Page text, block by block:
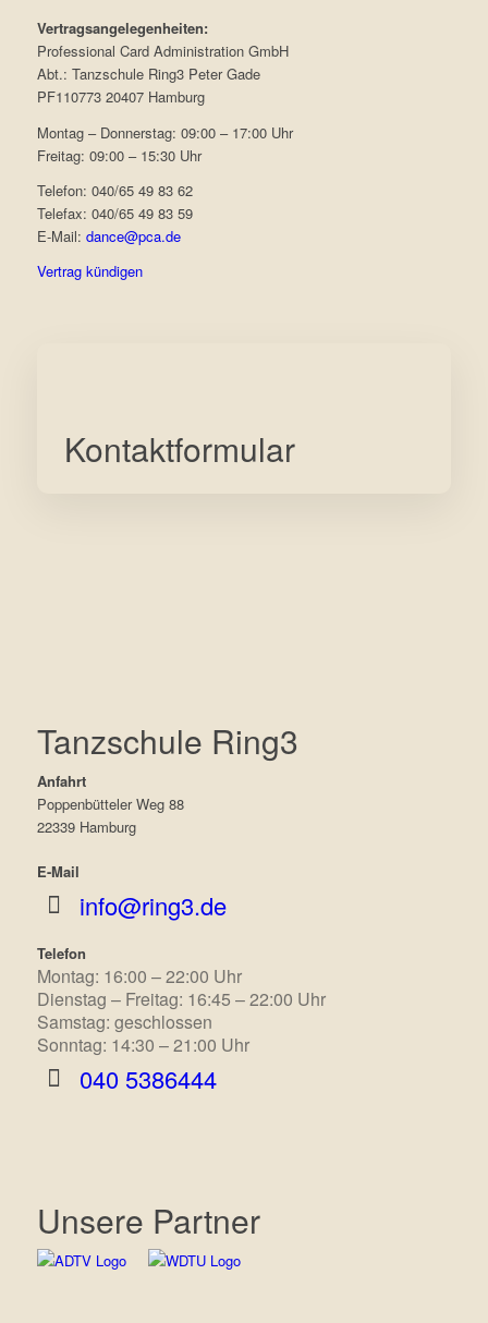
Vertragsangelegenheiten:
Professional Card Administration GmbH
Abt.: Tanzschule Ring3 Peter Gade
PF110773 20407 Hamburg
Montag – Donnerstag: 09:00 – 17:00 Uhr
Freitag: 09:00 – 15:30 Uhr
Telefon: 040/65 49 83 62
Telefax: 040/65 49 83 59
E-Mail: dance@pca.de
Vertrag kündigen
Kontaktformular
Tanzschule Ring3
Anfahrt
Poppenbütteler Weg 88
22339 Hamburg
E-Mail
info@ring3.de
Telefon
Montag: 16:00 – 22:00 Uhr
Dienstag – Freitag: 16:45 – 22:00 Uhr
Samstag: geschlossen
Sonntag: 14:30 – 21:00 Uhr
040 5386444
Unsere Partner